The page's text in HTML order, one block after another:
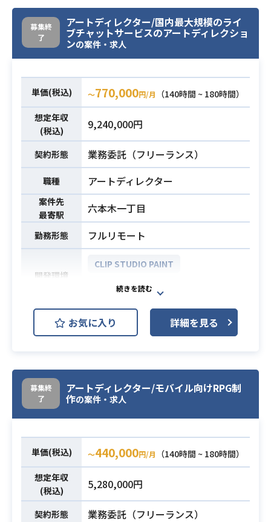
・UnrealEngine使用経験（3年以
上）
クライアントとの折衝を行っていた
だきます。
必須スキル
・リーダーとしてキャラクターモデ
・人体構造を正しく理解し造形をす
ることができる方
・デザイン画から立体化をイメージ
し、不足分を補完できる方
・Maya、Unityについて深く習熟し
ている方
・Git、Slack、GoogleDiveを学べば
扱うことができる方
・制作物の品質管理経験がある方
募集終
了
アートディレクター/国内最大規模のライ
ブチャットサービスのアートディレクショ
ンの案件・求人
単価(税込) 〜770,000円/月
（140時間 ~ 180時間）
想定年収
(税込)
9,240,000円
契約形態 業務委託（フリーランス）
職種 アートディレクター
案件先
最寄駅
六本木一丁目
勤務形態 フルリモート
開発環境
CLIP STUDIO PAINT
Adobe Photoshop
国内最大規模のライブチャットサー
ビスのバーチャルフロア開発におい
ていただきます。
【業務詳細】
・外部イラストレーター/デザイナー
との連携・協議
・社内各部署との連携・協議
・完成までの進行管理
・発注時の資料等作成
・クオリティチェック
※アダルトコンテンツ有り
お気に入り 詳細を見る
募集終
了
アートディレクター/モバイル向けRPG制
作の案件・求人
単価(税込) 〜440,000円/月
（140時間 ~ 180時間）
想定年収
(税込)
5,280,000円
契約形態 業務委託（フリーランス）